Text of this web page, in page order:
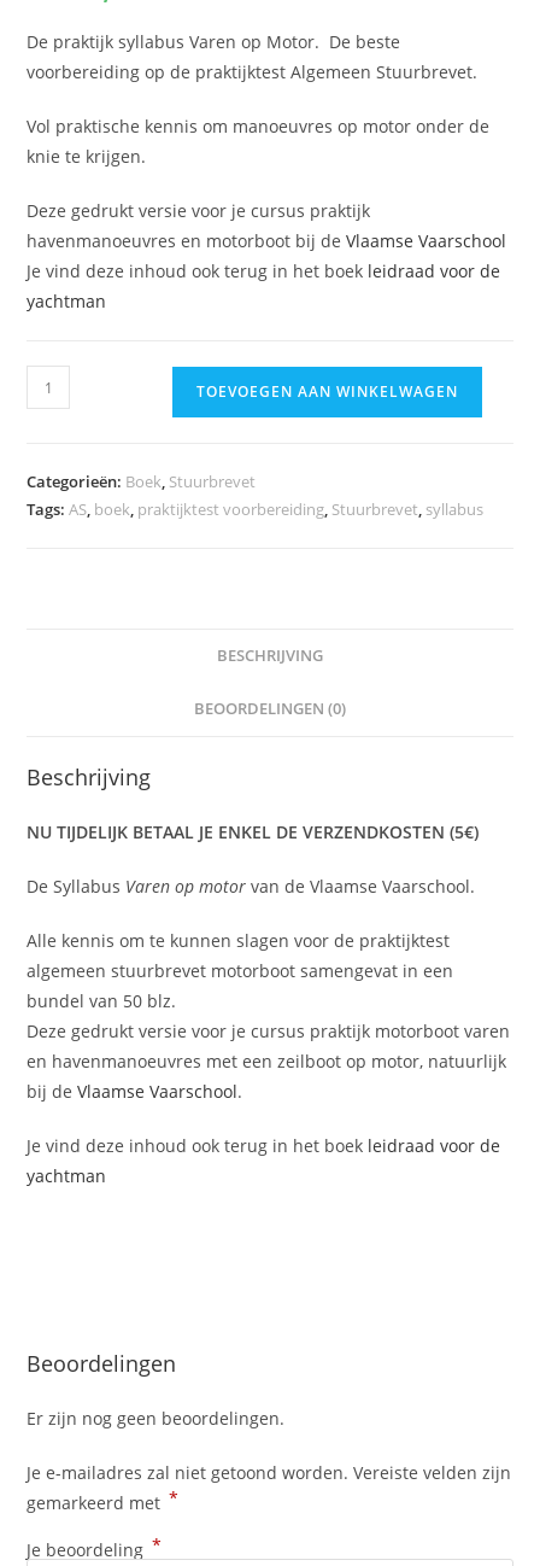
De praktijk syllabus Varen op Motor. De beste
voorbereiding op de praktijktest Algemeen Stuurbrevet.
Vol praktische kennis om manoeuvres op motor onder de
knie te krijgen.
Deze gedrukt versie voor je cursus praktijk
havenmanoeuvres en motorboot bij deVlaamse Vaarschool
Je vind deze inhoud ook terug in het boek leidraad voor de
yachtman
Syllabus
Varen
aantal
TOEVOEGEN AAN WINKELWAGEN
Categorieën: Boek, Stuurbrevet
Tags:AS, boek, praktijktest voorbereiding, Stuurbrevet, syllabus
BESCHRIJVING
BEOORDELINGEN (0)
Beschrijving
NU TIJDELIJK BETAAL JE ENKEL DE VERZENDKOSTEN (5€)
De Syllabus Varen op motor van de Vlaamse Vaarschool.
Alle kennis om te kunnen slagen voor de praktijktest
algemeen stuurbrevet motorboot samengevat in een
bundel van 50 blz.
Deze gedrukt versie voor je cursus praktijk motorboot varen
en havenmanoeuvres met een zeilboot op motor, natuurlijk
bij deVlaamse Vaarschool.
Je vind deze inhoud ook terug in het boek leidraad voor de
yachtman
Beoordelingen
Er zijn nog geen beoordelingen.
Je e-mailadres zal niet getoond worden. Vereiste velden zijn
gemarkeerd met *
Je beoordeling *